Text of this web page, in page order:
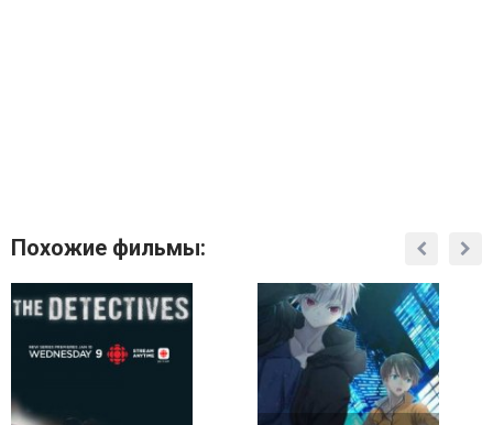
Похожие фильмы: